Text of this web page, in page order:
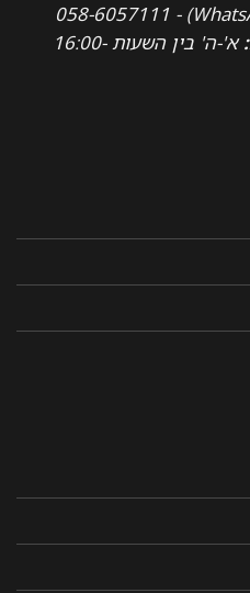
א'-ה' בין השעות 16:00-